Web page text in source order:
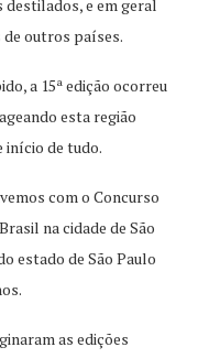
destilados, e em geral
outros países.
a 15ª edição ocorreu
esta região
início de tudo.
com o Concurso
na cidade de São
estado de São Paulo
as edições